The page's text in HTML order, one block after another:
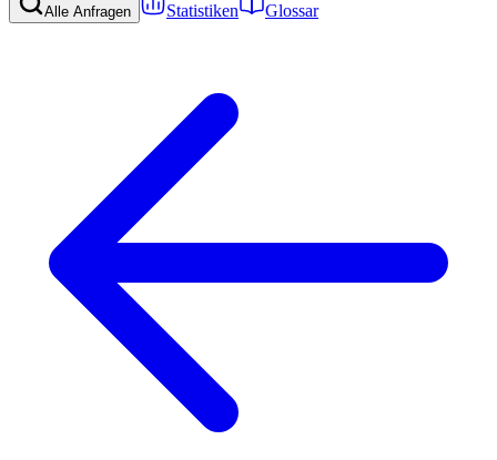
Alle Anfragen Statistiken Glossar